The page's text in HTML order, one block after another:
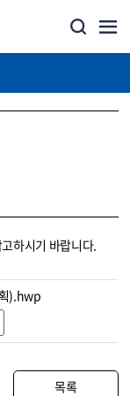
하시기 바랍니다.
).hwp
목록